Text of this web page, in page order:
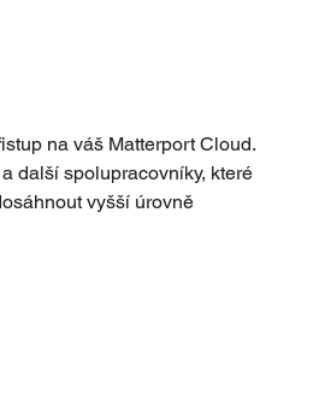
na váš Matterport Cloud.
další spolupracovníky, které
vyšší úrovně